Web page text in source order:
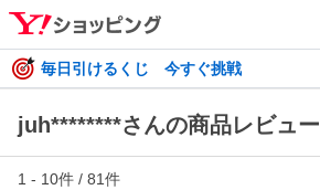
毎日引けるくじ 今すぐ挑戦
juh********さんの商品レビュー
1 - 10件 / 81件